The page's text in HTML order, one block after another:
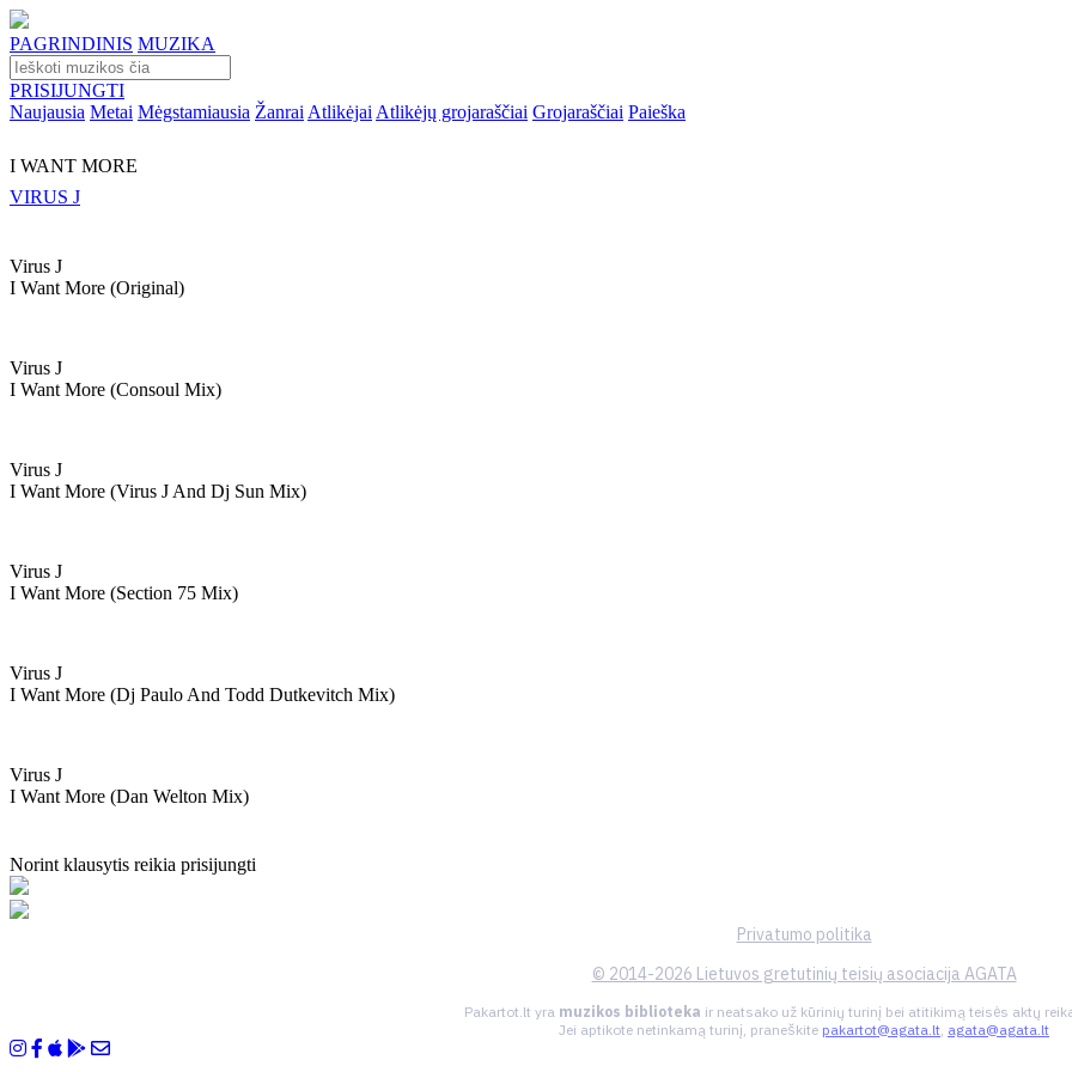
PAGRINDINIS MUZIKA
PRISIJUNGTI
Naujausia Metai Mėgstamiausia Žanrai Atlikėjai Atlikėjų grojaraščiai Grojaraščiai Paieška
I WANT MORE
VIRUS J
Virus J
I Want More (original)
Virus J
I Want More (consoul Mix)
Virus J
I Want More (virus J And Dj Sun Mix)
Virus J
I Want More (section 75 Mix)
Virus J
I Want More (dj Paulo And Todd Dutkevitch Mix)
Virus J
I Want More (dan Welton Mix)
Norint klausytis reikia prisijungti
Privatumo politika
© 2014-2026 Lietuvos gretutinių teisių asociacija AGATA
Pakartot.lt yra muzikos biblioteka ir neatsako už kūrinių turinį bei atitikimą teisės aktų
Jei aptikote netinkamą turinį, praneškite pakartot@agata.lt, agata@agata.lt